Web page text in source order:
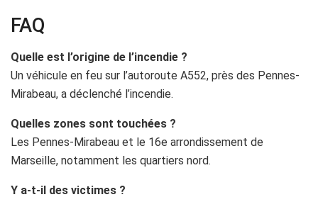
FAQ
Quelle est l’origine de l’incendie ?
Un véhicule en feu sur l’autoroute A552, près des Pennes-
Mirabeau, a déclenché l’incendie.
Quelles zones sont touchées ?
Les Pennes-Mirabeau et le 16e arrondissement de
Marseille, notamment les quartiers nord.
Y a-t-il des victimes ?